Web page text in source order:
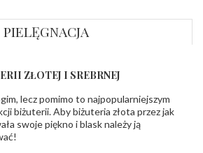
Cyrkonia
Cyrkonia - 1 szt.
PIELĘGNACJA
ZŁOTEJ I SREBRNEJ
lecz pomimo to najpopularniejszym
biżuterii. Aby biżuteria złota przez jak
swoje piękno i blask należy ją